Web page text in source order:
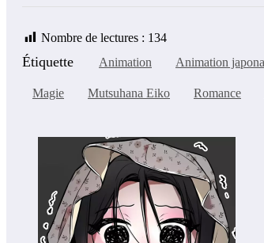
Nombre de lectures : 134
Étiquette Animation Animation
Magie Mutsuhana Eiko Romance